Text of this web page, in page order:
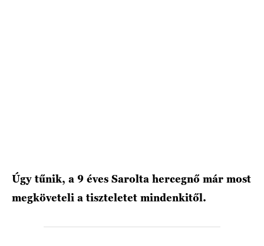
Úgy tűnik, a 9 éves Sarolta hercegnő már most
megköveteli a tiszteletet mindenkitől.